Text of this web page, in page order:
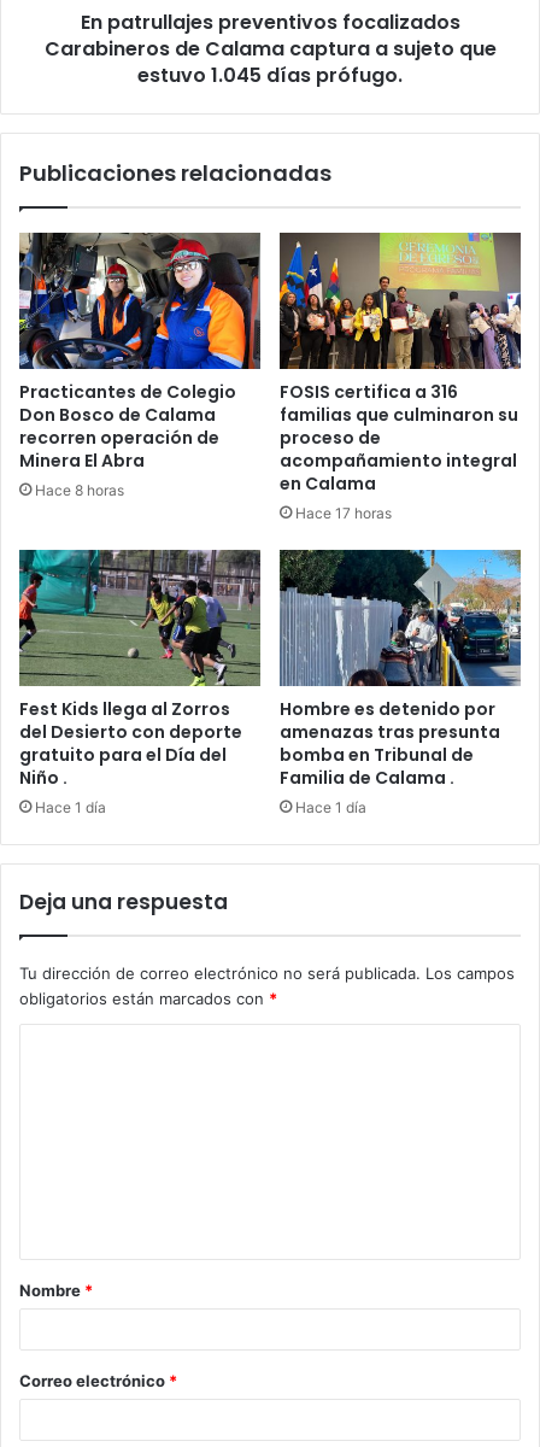
En patrullajes preventivos focalizados
Carabineros de Calama captura a sujeto que
estuvo 1.045 días prófugo.
Publicaciones relacionadas
Practicantes de Colegio
Don Bosco de Calama
recorren operación de
Minera El Abra
Hace 8 horas
FOSIS certifica a 316
familias que culminaron su
proceso de
acompañamiento integral
en Calama
Hace 17 horas
Fest Kids llega al Zorros
del Desierto con deporte
gratuito para el Día del
Niño .
Hace 1 día
Hombre es detenido por
amenazas tras presunta
bomba en Tribunal de
Familia de Calama .
Hace 1 día
Deja una respuesta
Tu dirección de correo electrónico no será publicada. Los campos
obligatorios están marcados con *
a
r
*
Nombre *
Correo electrónico *